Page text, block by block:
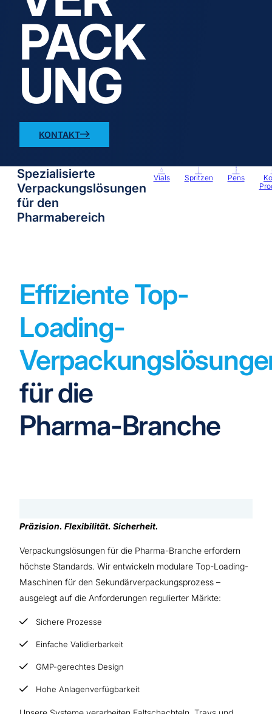
PACK
UNG
KONTAKT
Spezialisierte
Verpackungslösungen
für den
Pharmabereich
Vials Spritzen Pens
Effiziente Top-
Loading-
für die
Pharma-Branche
Präzision. Flexibilität. Sicherheit.
Verpackungslösungen für die Pharma-Branche erfordern
höchste Standards. Wir entwickeln modulare Top-Loading-
Maschinen für den Sekundärverpackungsprozess –
ausgelegt auf die Anforderungen regulierter Märkte:
Sichere Prozesse
Einfache Validierbarkeit
GMP-gerechtes Design
Hohe Anlagenverfügbarkeit